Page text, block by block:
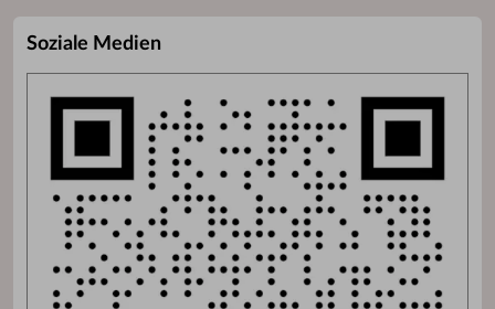
Soziale Medien